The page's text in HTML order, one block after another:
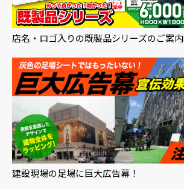
店名・ロゴ入りの既製品シリーズのご案内
建設現場の足場に巨大広告幕！